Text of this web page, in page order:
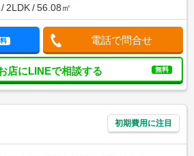
2LDK 56.08㎡
電話で問合せ
店にLINEで相談する 無料
初期費用に注目